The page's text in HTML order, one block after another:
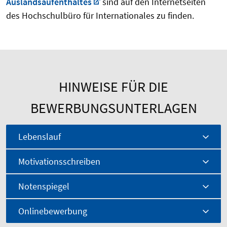
des Hochschulbüro für Internationales zu finden.
HINWEISE FÜR DIE
BEWERBUNGSUNTERLAGEN
Lebenslauf
Motivationsschreiben
Notenspiegel
Onlinebewerbung